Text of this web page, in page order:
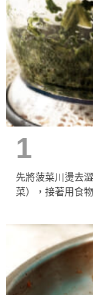
1
先將菠菜川燙去
菜），接著用食